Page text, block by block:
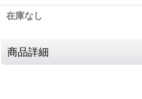
在庫なし
商品詳細